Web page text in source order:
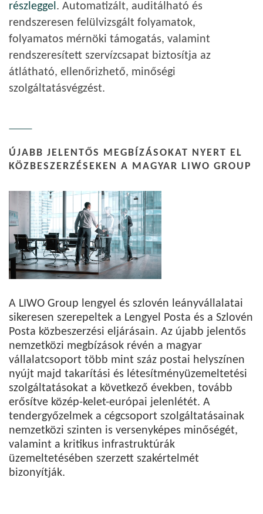
részleggel. Automatizált, auditálható és
rendszeresen felülvizsgált folyamatok,
folyamatos mérnöki támogatás, valamint
rendszeresített szervízcsapat biztosítja az
átlátható, ellenőrizhető, minőségi
szolgáltatásvégzést.
ÚJABB JELENTŐS MEGBÍZÁSOKAT NYERT EL
KÖZBESZERZÉSEKEN A MAGYAR LIWO GROUP
A LIWO Group lengyel és szlovén leányvállalatai
sikeresen szerepeltek a Lengyel Posta és a Szlovén
Posta közbeszerzési eljárásain. Az újabb jelentős
nemzetközi megbízások révén a magyar
vállalatcsoport több mint száz postai helyszínen
nyújt majd takarítási és létesítményüzemeltetési
szolgáltatásokat a következő években, tovább
erősítve közép-kelet-európai jelenlétét. A
tendergyőzelmek a cégcsoport szolgáltatásainak
nemzetközi szinten is versenyképes minőségét,
valamint a kritikus infrastruktúrák
üzemeltetésében szerzett szakértelmét
bizonyítják.